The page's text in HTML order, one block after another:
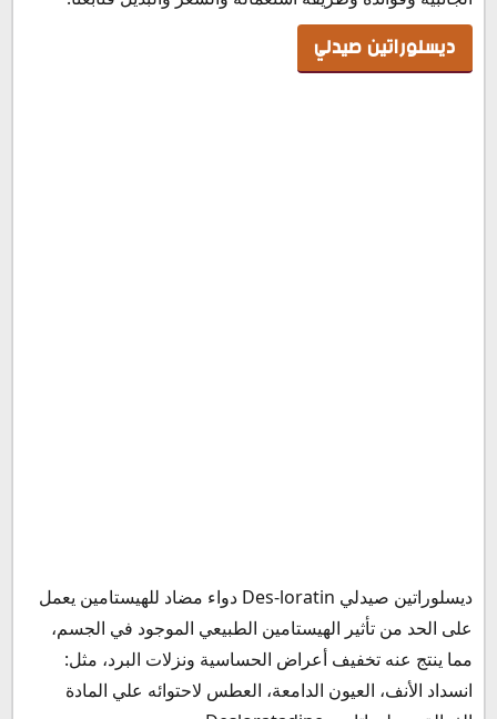
ديسلوراتين والرضاعة
ديسلوراتين للأطفال
ديسلوراتين قبل ولا بعد الأكل
سعر ديسلوراتين في مصر
بديل ديسلوراتين
سعر ديسلوراتين في السعودية
ديسلوراتين صيدلي
ديسلوراتين صيدلي Des-loratin دواء مضاد للهيستامين يعمل
على الحد من تأثير الهيستامين الطبيعي الموجود في الجسم،
مما ينتج عنه تخفيف أعراض الحساسية ونزلات البرد، مثل:
انسداد الأنف، العيون الدامعة، العطس لاحتوائه علي المادة